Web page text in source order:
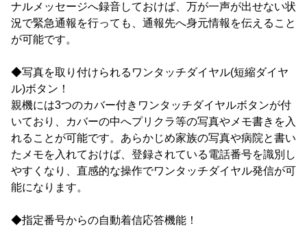
ナルメッセージへ録音しておけば、万が一声が出せない状
況で緊急通報を行っても、通報先へ身元情報を伝えること
が可能です。
◆写真を取り付けられるワンタッチダイヤル(短縮ダイヤ
ル)ボタン！
親機には3つのカバー付きワンタッチダイヤルボタンが付
いており、カバーの中へプリクラ等の写真やメモ書きを入
れることが可能です。あらかじめ家族の写真や病院と書い
たメモを入れておけば、登録されている電話番号を識別し
やすくなり、直感的な操作でワンタッチダイヤル発信が可
能になります。
◆指定番号からの自動着信応答機能！